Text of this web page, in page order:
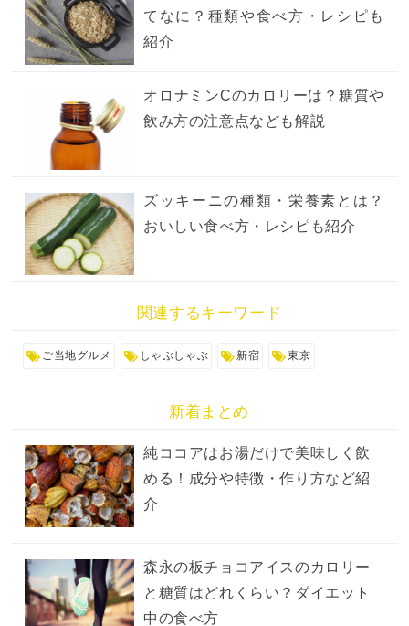
てなに？種類や食べ方・レシピも
紹介
オロナミンCのカロリーは？糖質や
飲み方の注意点なども解説
ズッキーニの種類・栄養素とは？
おいしい食べ方・レシピも紹介
関連するキーワード
ご当地グルメ しゃぶしゃぶ 新宿 東京
新着まとめ
純ココアはお湯だけで美味しく飲
める！成分や特徴・作り方など紹
介
森永の板チョコアイスのカロリー
と糖質はどれくらい？ダイエット
中の食べ方